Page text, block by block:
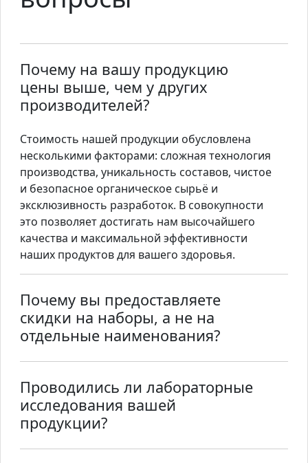
Почему на вашу продукцию
цены выше, чем у других
производителей?
Стоимость нашей продукции обусловлена
несколькими факторами: сложная технология
производства, уникальность составов, чистое
и безопасное органическое сырьё и
эксклюзивность разработок. В совокупности
это позволяет достигать нам высочайшего
качества и максимальной эффективности
наших продуктов для вашего здоровья.
Почему вы предоставляете
скидки на наборы, а не на
отдельные наименования?
Проводились ли лабораторные
исследования вашей
продукции?